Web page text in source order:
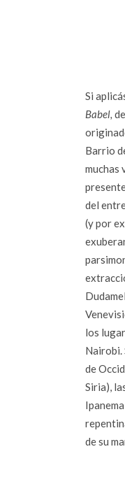
Si
Babel,
Barrio
muchas
del
(y por
los
Nairobi.
de
Siria),
de su